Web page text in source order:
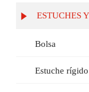

Bolsa
Estuche rígido